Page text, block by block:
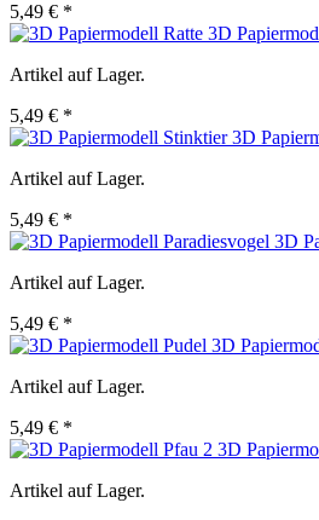
5,49 € *
3D
Artikel auf Lager.
5,49 € *
3D
Artikel auf Lager.
5,49 € *
3D
Artikel auf Lager.
5,49 € *
3D
Artikel auf Lager.
5,49 € *
3D
Artikel auf Lager.